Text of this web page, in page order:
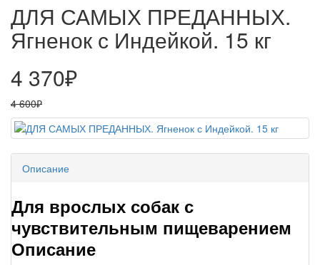
ДЛЯ САМЫХ ПРЕДАННЫХ.
Ягненок с Индейкой. 15 кг
4 370₽
4 600₽
Описание
Для врослых собак с
чувствительным пищеварением
Описание